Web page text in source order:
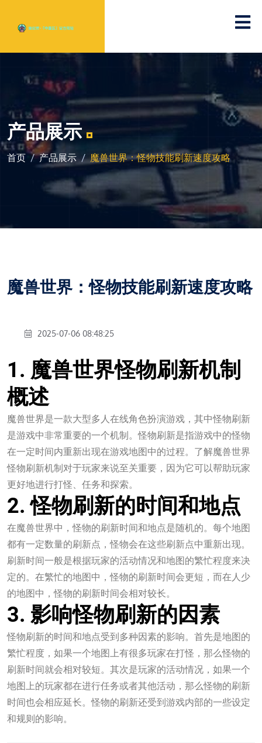
产品展示
首页 产品展示 魔兽世界：怪物技能刷新速度攻略
魔兽世界：怪物技能刷新速度攻略
2025-07-06 08:48:25
1. 魔兽世界怪物刷新机制
概述
魔兽世界是一款大型多人在线角色扮演游戏，其中怪物刷新
是游戏中非常重要的一个机制。怪物刷新是指游戏中的怪物
在一定时间内重新出现在游戏地图中的过程。了解魔兽世界
怪物刷新机制对于玩家来说至关重要，因为它可以帮助玩家
更好地进行打怪、任务和探索。
2. 怪物刷新的时间和地点
在魔兽世界中，怪物的刷新时间和地点是随机的。每个地图
都有一定数量的刷新点，怪物会在这些刷新点中重新出现。
刷新时间一般是根据玩家的活动情况和地图的繁忙程度来决
定的。在繁忙的地图中，怪物的刷新时间会更短，而在人少
的地图中，怪物的刷新时间会相对较长。
3. 影响怪物刷新的因素
怪物刷新的时间和地点受到多种因素的影响。首先是地图的
繁忙程度，如果一个地图上有很多玩家在打怪，那么怪物的
刷新时间就会相对较短。其次是玩家的活动情况，如果一个
地图上的玩家都在进行任务或者其他活动，那么怪物的刷新
时间也会相应延长。怪物的刷新还受到游戏内部的一些设定
和规则的影响。